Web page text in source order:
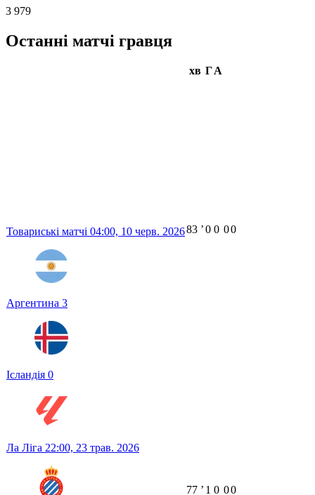
3 979
Останні матчі гравця
хв ГА
Товариські матчі 04:00, 10 черв. 2026
Аргентина 3
Ісландія 0
83 ʼ0 0 00
Ла Ліга 22:00, 23 трав. 2026
77 ʼ 1 0 00